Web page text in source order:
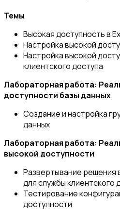
Темы
Высокая доступность в
Настройка высокой
Настройка высокой
клиентского доступа
Лабораторная работа:
доступности базы данных
Создание и настройка
данных
Лабораторная работа:
высокой доступности
Развертывание решения
для службы клиентского
Тестирование
доступности